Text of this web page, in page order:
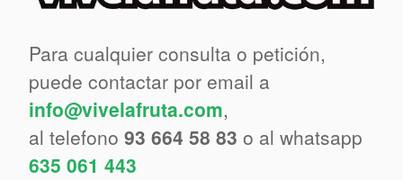
Para cualquier consulta o petición,
puede contactar por email a
info@vivelafruta.com,
al telefono 93 664 58 83 o al whatsapp
635 061 443